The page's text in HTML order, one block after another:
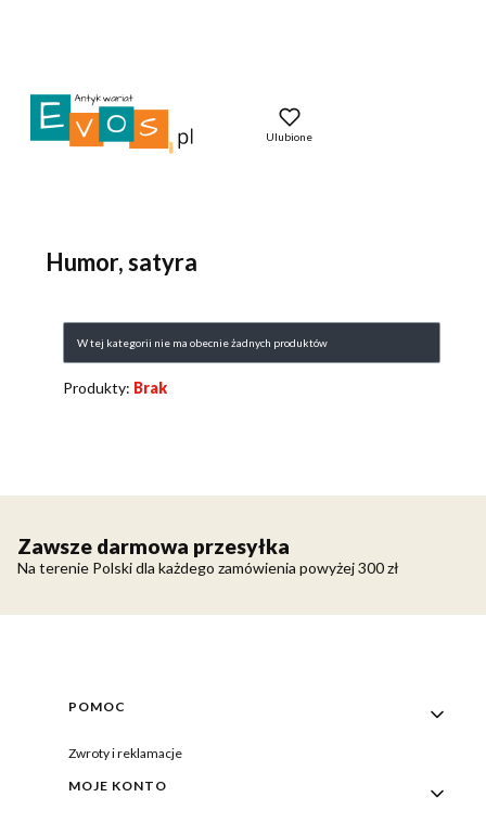
Ulubione
Humor, satyra
Lista produktów
W tej kategorii nie ma obecnie żadnych produktów
Produkty: Brak
Zawsze darmowa przesyłka
Na terenie Polski dla każdego zamówienia powyżej 300 zł
Linki w stopce
POMOC
Zwroty i reklamacje
MOJE KONTO